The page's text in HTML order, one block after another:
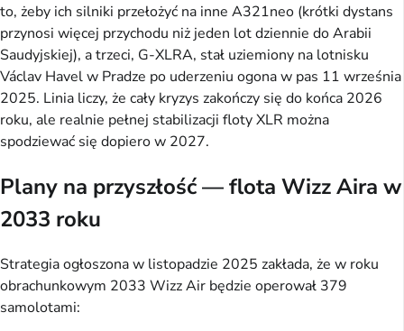
to, żeby ich silniki przełożyć na inne A321neo (krótki dystans
przynosi więcej przychodu niż jeden lot dziennie do Arabii
Saudyjskiej), a trzeci, G-XLRA, stał uziemiony na lotnisku
Václav Havel w Pradze po uderzeniu ogona w pas 11 września
2025. Linia liczy, że cały kryzys zakończy się do końca 2026
roku, ale realnie pełnej stabilizacji floty XLR można
spodziewać się dopiero w 2027.
Plany na przyszłość — flota Wizz Aira w
2033 roku
Strategia ogłoszona w listopadzie 2025 zakłada, że w roku
obrachunkowym 2033 Wizz Air będzie operował 379
samolotami: